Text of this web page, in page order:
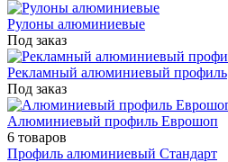
Рулоны алюминиевые
Под заказ
Рекламный алюминиевый профиль
Под заказ
Алюминиевый профиль Еврошоп
6 товаров
Профиль алюминиевый Стандарт